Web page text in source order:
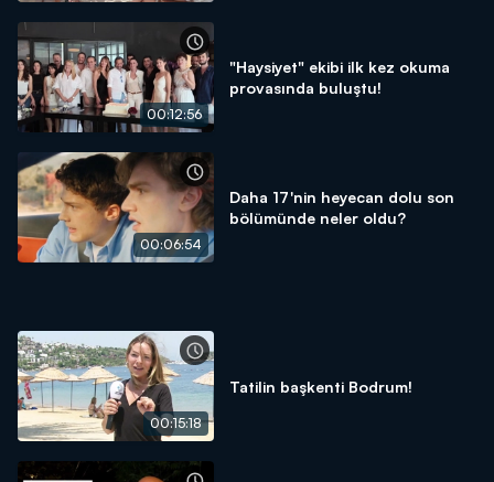
00:12:56
"Haysiyet" ekibi ilk kez okuma
provasında buluştu!
00:06:54
Daha 17'nin heyecan dolu son
bölümünde neler oldu?
00:15:18
Tatilin başkenti Bodrum!